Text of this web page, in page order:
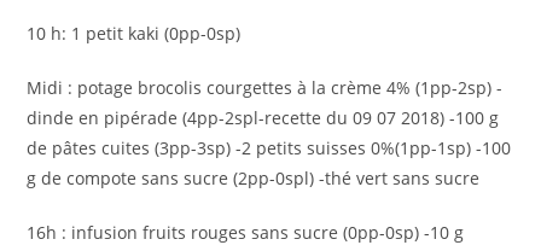
10 h: 1 petit kaki (0pp-0sp)
Midi : potage brocolis courgettes à la crème 4% (1pp-2sp) -
dinde en pipérade (4pp-2spl-recette du 09 07 2018) -100 g
de pâtes cuites (3pp-3sp) -2 petits suisses 0%(1pp-1sp) -100
g de compote sans sucre (2pp-0spl) -thé vert sans sucre
16h : infusion fruits rouges sans sucre (0pp-0sp) -10 g